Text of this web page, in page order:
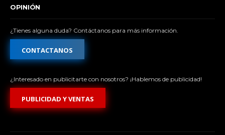
OPINIÓN
¿Tienes alguna duda? Contáctanos para más información.
CONTACTANOS
¿Interesado en publicitarte con nosotros? ¡Hablemos de publicidad!
PUBLICIDAD Y VENTAS